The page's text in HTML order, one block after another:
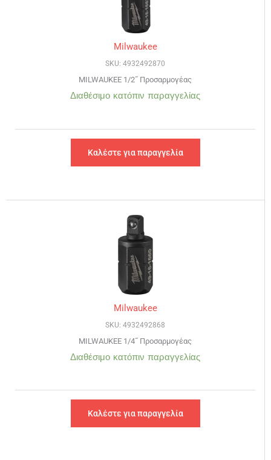
Milwaukee
SKU: 4932492870
MILWAUKEE 1/2˝ Προσαρμογέας
Διαθέσιμο κατόπιν παραγγελίας
Καλέστε για παραγγελία
Milwaukee
SKU: 4932492868
MILWAUKEE 1/4˝ Προσαρμογέας
Διαθέσιμο κατόπιν παραγγελίας
Καλέστε για παραγγελία